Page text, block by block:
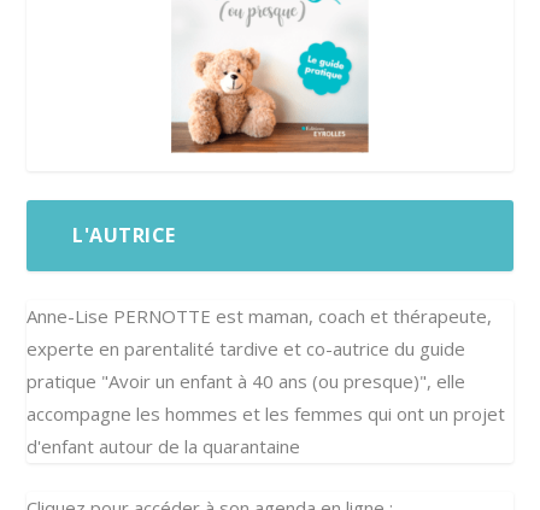
L'AUTRICE
Anne-Lise PERNOTTE est maman, coach et thérapeute,
experte en parentalité tardive et co-autrice du guide
pratique "Avoir un enfant à 40 ans (ou presque)", elle
accompagne les hommes et les femmes qui ont un projet
d'enfant autour de la quarantaine